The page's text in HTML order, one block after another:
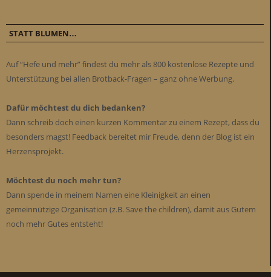
STATT BLUMEN…
Auf “Hefe und mehr” findest du mehr als 800 kostenlose Rezepte und
Unterstützung bei allen Brotback-Fragen – ganz ohne Werbung.
Dafür möchtest du dich bedanken?
Dann schreib doch einen kurzen Kommentar zu einem Rezept, dass du
besonders magst! Feedback bereitet mir Freude, denn der Blog ist ein
Herzensprojekt.
Möchtest du noch mehr tun?
Dann spende in meinem Namen eine Kleinigkeit an einen
gemeinnützige Organisation (z.B. Save the children), damit aus Gutem
noch mehr Gutes entsteht!